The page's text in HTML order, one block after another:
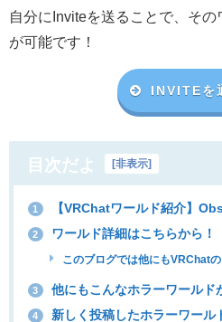
自分に Inviteを送ることで、その
が可能です！
INVITEを
目次だよ [非表示]
1 【VRChatワールド紹介】
2 ワールド詳細はこちらから！
このブログでは他にもVRChat
3 他にもこんなホラーワールド
4 新しく投稿したホラーワール